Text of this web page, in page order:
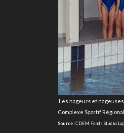
Les nageurs et
Complexe Sportif Régional.
Source :CDEM Fonds Studio